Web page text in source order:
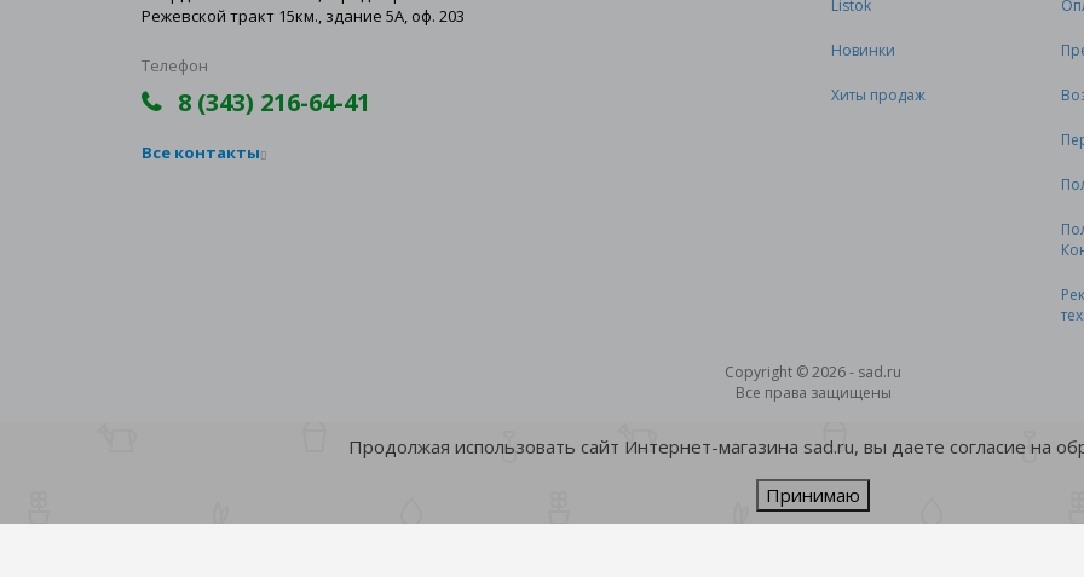
Режевской тракт 15км., здание 5А, оф. 203
Телефон
8 (343) 216-64-41
Все контакты
Listok
Новинки
Хиты продаж
Copyright © 2026 - sad.ru
Все права защищены
Продолжая использовать сайт Интернет-магазина sad.ru, вы даете согласие на
Принимаю